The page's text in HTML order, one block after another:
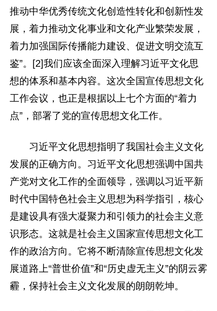
推动中华优秀传统文化创造性转化和创新性发
展，着力推动文化事业和文化产业繁荣发展，
着力加强国际传播能力建设、促进文明交流互
鉴”。[2]我们应该全面深入理解习近平文化思
想的体系和基本内容。这次全国宣传思想文化
工作会议，也正是根据以上七个方面的“着力
点”，部署了党的宣传思想文化工作。
习近平文化思想指明了我国社会主义文化
发展的正确方向。习近平文化思想强调中国共
产党对文化工作的全面领导，强调以习近平新
时代中国特色社会主义思想为科学指引，核心
是建设具有强大凝聚力和引领力的社会主义意
识形态。这就是社会主义国家宣传思想文化工
作的政治方向。它将不断清除宣传思想文化发
展道路上“普世价值”和“历史虚无主义”的阴云雾
霾，保持社会主义文化发展的朗朗乾坤。